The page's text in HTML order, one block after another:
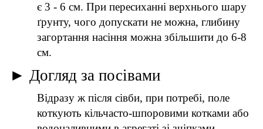
є 3 - 6 см. При пересиханні верхнього шару
ґрунту, чого допускати не можна, глибину
загортання насіння можна збільшити до 6-8
см.
► Догляд за посівами
Відразу ж після сівби, при потребі, поле
коткують кільчасто-шпоровими котками або